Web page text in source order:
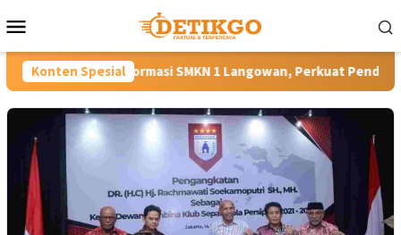
ke
Mobile
Konten Spesial
SMKN 1 Langowan, Perkuat Pendidikan Vokasi Berdaya